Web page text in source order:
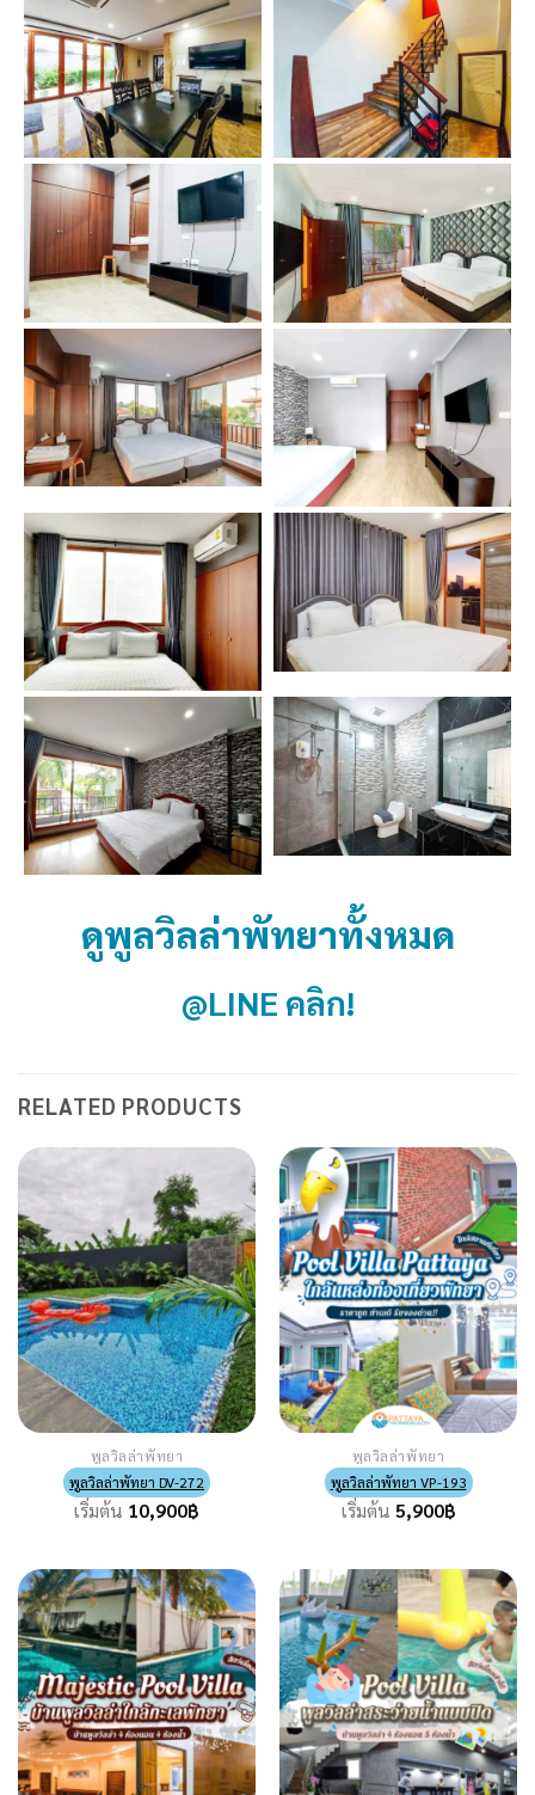
ดูพูลวิลล่าพัทยาทั้งหมด
@LINE คลิก!
RELATED PRODUCTS
พูลวิลล่าพัทยา
พูลวิลล่าพัทยา DV-272
เริ่มต้น 10,900฿
พูลวิลล่าพัทยา
พูลวิลล่าพัทยา VP-193
เริ่มต้น 5,900฿